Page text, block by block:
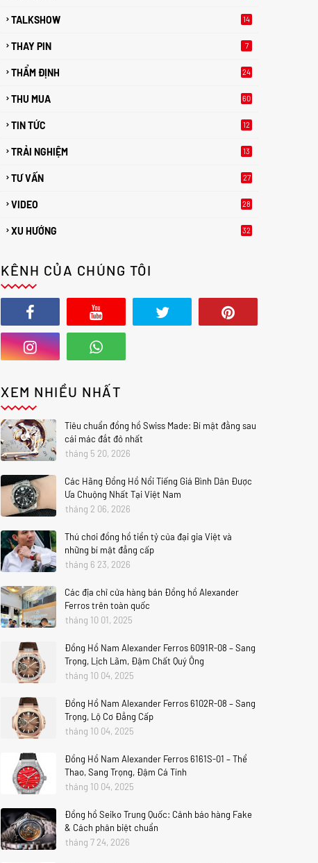
TALKSHOW 14
THAY PIN 7
THẨM ĐỊNH 24
THU MUA 60
TIN TỨC 12
TRẢI NGHIỆM 13
TƯ VẤN
27
VIDEO 28
XU HƯỚNG
32
KÊNH CỦA CHÚNG TÔI
XEM NHIỀU NHẤT
Tiêu chuẩn đồng hồ Swiss Made: Bí mật đằng sau
cái mác đắt đỏ nhất
tháng 5 20, 2026
Các Hãng Đồng Hồ Nổi Tiếng Giá Bình Dân Được
Ưa Chuộng Nhất Tại Việt Nam
tháng 2 06, 2026
Thú chơi đồng hồ tiền tỷ của đại gia Việt và
những bí mật đẳng cấp
tháng 6 23, 2026
Các địa chỉ cửa hàng bán Đồng hồ Alexander
Ferros trên toàn quốc
tháng 10 01, 2025
Đồng Hồ Nam Alexander Ferros 6091R-08 – Sang
Trọng, Lịch Lãm, Đậm Chất Quý Ông
tháng 10 04, 2025
Đồng Hồ Nam Alexander Ferros 6102R-08 – Sang
Trọng, Lộ Cơ Đẳng Cấp
tháng 10 04, 2025
Đồng Hồ Nam Alexander Ferros 6161S-01 – Thể
Thao, Sang Trọng, Đậm Cá Tính
tháng 10 04, 2025
Đồng hồ Seiko Trung Quốc: Cảnh báo hàng Fake
& Cách phân biệt chuẩn
tháng 7 24, 2026